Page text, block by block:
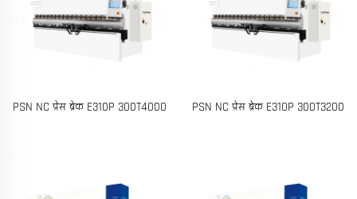
PSN NC प्रेस ब्रेक E310P 300T4000 PSN NC प्रेस ब्रेक E310P 300T3200